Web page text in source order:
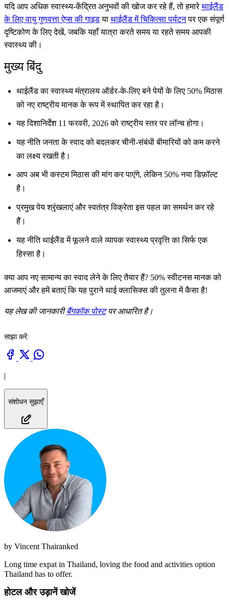
यदि आप अधिक स्वास्थ्य-केंद्रित अनुभवों की खोज कर रहे हैं, तो हमारेथाईलैंड
के लिए वायु गुणवत्ता ऐप्स की गाइडया थाईलैंड में चिकित्सा पर्यटनपर एक संपूर्ण
दृष्टिकोण के लिए देखें, जबकि यहाँ यात्रा करते समय या रहते समय आपकी
स्वास्थ्य की।
मुख्य बिंदु
थाईलैंड का स्वास्थ्य मंत्रालय ऑर्डर-के-लिए बने पेयों के लिए 50% मिठास
को नए राष्ट्रीय मानक के रूप में स्थापित कर रहा है।
यह दिशानिर्देश 11 फरवरी, 2026 को राष्ट्रीय स्तर पर लॉन्च होगा।
यह नीति जनता के स्वाद को बदलकर चीनी-संबंधी बीमारियों को कम करने
का लक्ष्य रखती है।
आप अब भी कस्टम मिठास की मांग कर पाएंगे, लेकिन 50% नया डिफ़ॉल्ट
है।
प्रमुख पेय श्रृंखलाएं और स्वतंत्र विक्रेता इस पहल का समर्थन कर रहे
हैं।
यह नीति थाईलैंड में फूलने वाले व्यापक स्वास्थ्य प्रवृत्ति का सिर्फ एक
हिस्सा है।
क्या आप नए सामान्य का स्वाद लेने के लिए तैयार हैं? 50% स्वीटनस मानक को
आजमाएं और हमें बताएं कि यह पुराने थाई क्लासिक्स की तुलना में कैसा है!
यह लेख की जानकारीबैंगकॉक पोस्टपर आधारित है।
साझा करें:
|
संशोधन सुझाएँ
by Vincent Thairanked
Long time expat in Thailand, loving the food and activities option
Thailand has to offer.
होटल और उड़ानें खोजें